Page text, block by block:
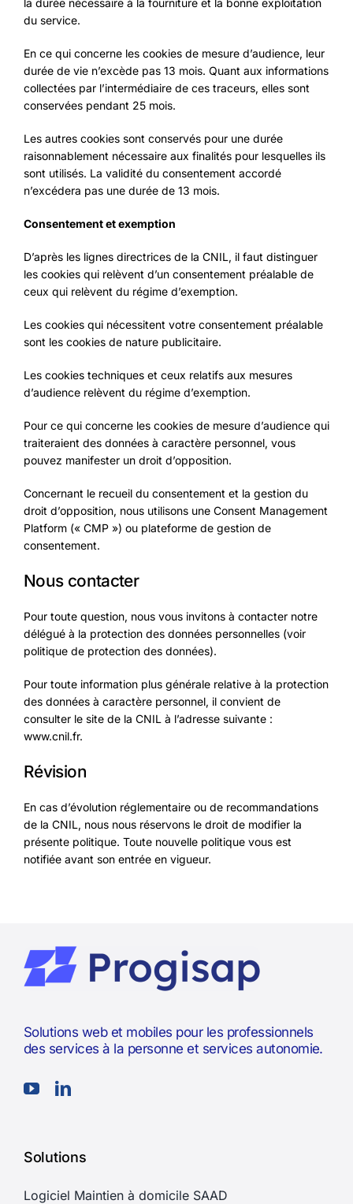
la durée nécessaire à la fourniture et la bonne exploitation
du service.
En ce qui concerne les cookies de mesure d’audience, leur
durée de vie n’excède pas 13 mois. Quant aux informations
collectées par l’intermédiaire de ces traceurs, elles sont
conservées pendant 25 mois.
Les autres cookies sont conservés pour une durée
raisonnablement nécessaire aux finalités pour lesquelles ils
sont utilisés. La validité du consentement accordé
n’excédera pas une durée de 13 mois.
Consentement et exemption
D’après les lignes directrices de la CNIL, il faut distinguer
les cookies qui relèvent d’un consentement préalable de
ceux qui relèvent du régime d’exemption.
Les cookies qui nécessitent votre consentement préalable
sont les cookies de nature publicitaire.
Les cookies techniques et ceux relatifs aux mesures
d’audience relèvent du régime d’exemption.
Pour ce qui concerne les cookies de mesure d’audience qui
traiteraient des données à caractère personnel, vous
pouvez manifester un droit d’opposition.
Concernant le recueil du consentement et la gestion du
droit d’opposition, nous utilisons une Consent Management
Platform (« CMP ») ou plateforme de gestion de
consentement.
Nous contacter
Pour toute question, nous vous invitons à contacter notre
délégué à la protection des données personnelles (voir
politique de protection des données).
Pour toute information plus générale relative à la protection
des données à caractère personnel, il convient de
consulter le site de la CNIL à l’adresse suivante :
www.cnil.fr.
Révision
En cas d’évolution réglementaire ou de recommandations
de la CNIL, nous nous réservons le droit de modifier la
présente politique. Toute nouvelle politique vous est
notifiée avant son entrée en vigueur.
Solutions web et mobiles pour les professionnels
des services à la personne et services autonomie.
Solutions
Logiciel Maintien à domicile SAAD